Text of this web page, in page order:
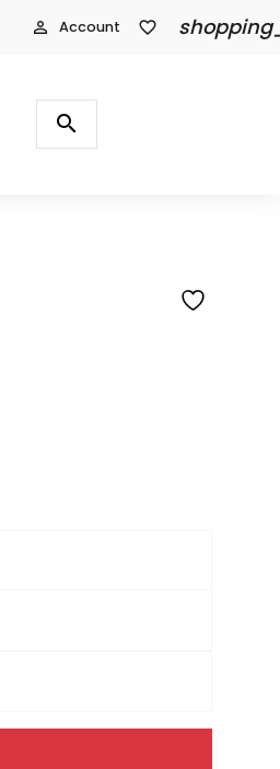
person_outline Account favorite_border
Producten
zoeken
search